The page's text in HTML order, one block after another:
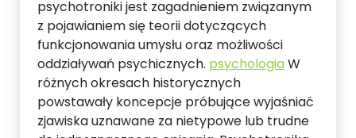
psychotroniki jest zagadnieniem związanym
z pojawianiem się teorii dotyczących
funkcjonowania umysłu oraz możliwości
oddziaływań psychicznych. psychologiaW
różnych okresach historycznych
powstawały koncepcje próbujące wyjaśniać
zjawiska uznawane za nietypowe lub trudne